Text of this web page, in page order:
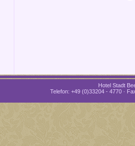
Hotel Stadt
Telefon: +49 (0)33204 - 4770 ·